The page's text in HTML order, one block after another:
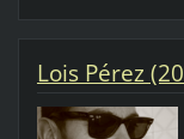
Lois Pérez